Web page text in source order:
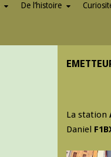
De l’histoire
La station
Daniel